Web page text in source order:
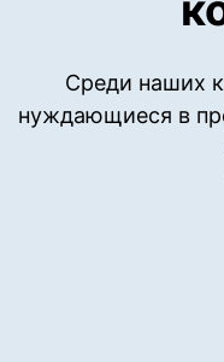
Среди наших
нуждающиеся в